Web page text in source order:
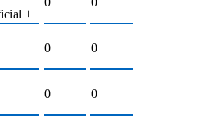
+
0 0
0 0